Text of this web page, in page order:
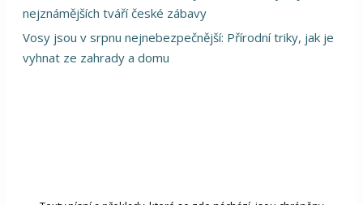
nejznámějších tváří české zábavy
Vosy jsou v srpnu nejnebezpečnější: Přírodní triky, jak je
vyhnat ze zahrady a domu